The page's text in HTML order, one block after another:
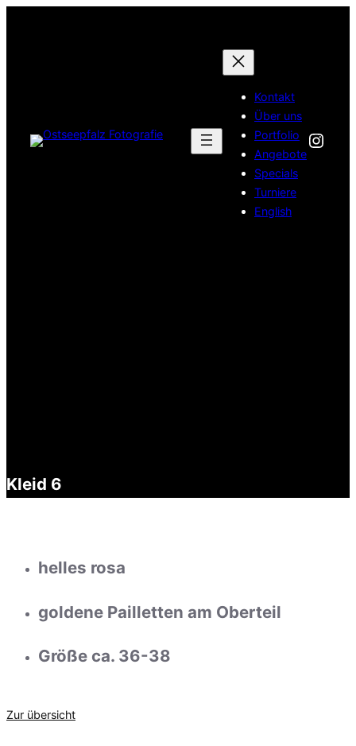
Kontakt
Über uns
Portfolio
Angebote
Specials
Turniere
English
Kleid 6
helles rosa
goldene Pailletten am Oberteil
Größe ca. 36-38
Zur übersicht